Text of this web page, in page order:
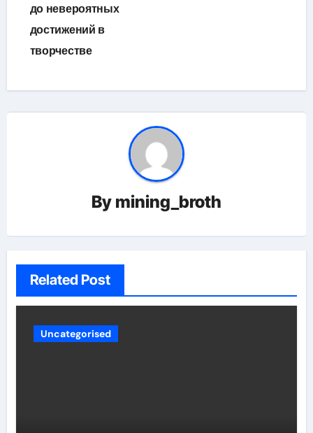
до невероятных
достижений в
творчестве
By mining_broth
Related Post
Uncategorised